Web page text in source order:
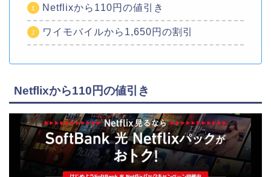
Netflixから110円の値引き
ワイモバイルから1,650円の割引
Netflixから110円の値引き